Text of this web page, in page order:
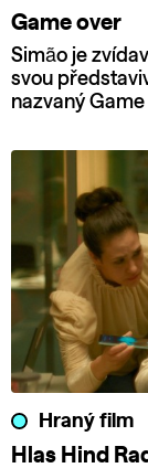
Game over
Simão je
svou
nazvaný Game
Hraný film
Hlas Hind